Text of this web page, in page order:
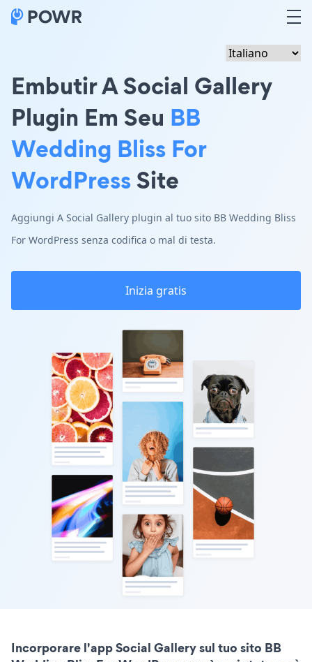
Embutir A Social Gallery
Plugin Em Seu BB
Wedding Bliss For
WordPressSite
Aggiungi A Social Gallery plugin al tuo sito BB Wedding Bliss
For WordPress senza codifica o mal di testa.
Inizia gratis
Incorporare l'app Social Gallery sul tuo sito BB